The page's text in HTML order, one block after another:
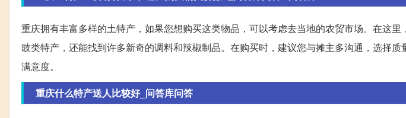
重庆拥有丰富多样的土特产，如果您想购买这类物品，可以考虑去当地的农贸市场。在这
豉类特产，还能找到许多新奇的调料和辣椒制品。在购买时，建议您与摊主多沟通，选择
满意度。
重庆什么特产送人比较好_问答库问答